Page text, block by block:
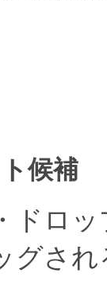
候補
ドロ
グさ